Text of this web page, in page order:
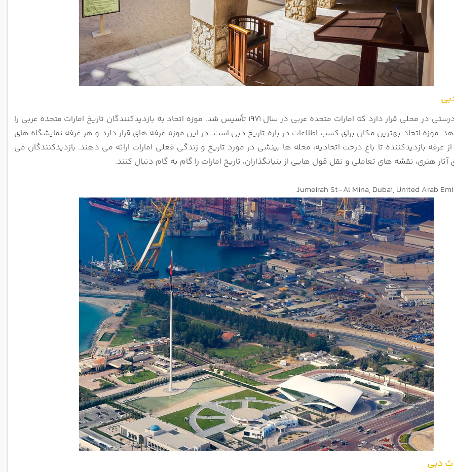
قرار دارد که امارات متحده عربی در سال 1971 تأسیس شد. موزه اتحاد به بازدیدکنندگان تاریخ امارات متحده
عربی را
موزه اتحاد بهترین مکان برای کسب اطلاعات در باره تاریخ دبی است. در این موزه غرفه های قرار دارد و هر غرفه نمایشگاه های
غرفه بازدیدکننده تا باغ درخت اتحادیه، محله ها بینشی در مورد تاریخ و زندگی فعلی امارات ارائه می دهند. بازدیدکنندگان می
آثار هنری، نقشه های تعاملی و نقل قول هایی از بنیانگذاران، تاریخ امارات را گام به گام دنبال کنند.
دبی